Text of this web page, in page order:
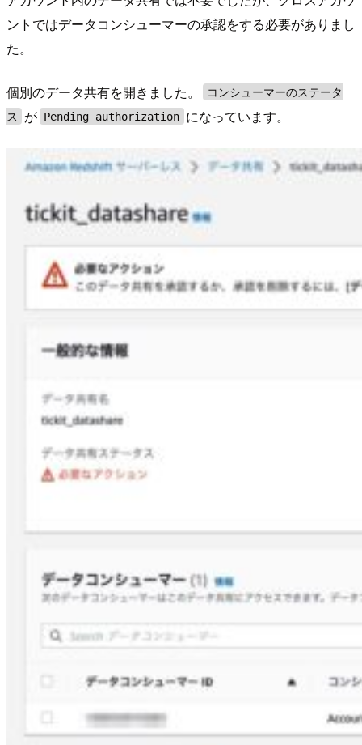
ントではデータコンシューマーの承認をする必要がありまし
た。
個別のデータ共有を開きました。
コンシューマーのステータ
ス
が Pending authorization になっています。